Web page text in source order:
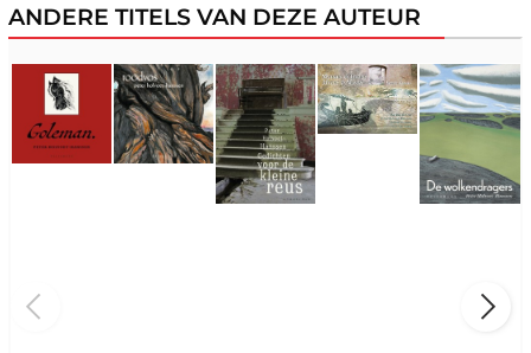
ANDERE TITELS VAN DEZE AUTEUR